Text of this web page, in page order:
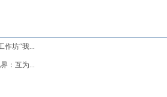
作坊“我...
：互为...